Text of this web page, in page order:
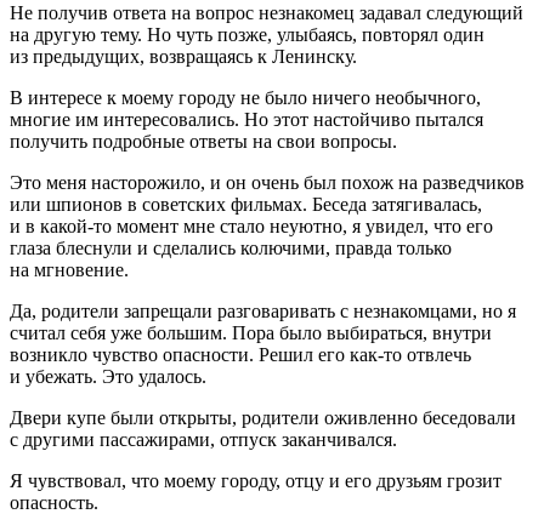
Не получив ответа на вопрос незнакомец задавал следующий
на другую тему. Но чуть позже, улыбаясь, повторял один
из предыдущих, возвращаясь к Ленинску.
В интересе к моему городу не было ничего необычного,
многие им интересовались. Но этот настойчиво пытался
получить подробные ответы на свои вопросы.
Это меня насторожило, и он очень был похож на разведчиков
или шпионов в советских фильмах. Беседа затягивалась,
и в какой-то момент мне стало неуютно, я увидел, что его
глаза блеснули и сделались колючими, правда только
на мгновение.
Да, родители запрещали разговаривать с незнакомцами, но я
считал себя уже большим. Пора было выбираться, внутри
возникло чувство опасности. Решил его как-то отвлечь
и убежать. Это удалось.
Двери купе были открыты, родители оживленно беседовали
с другими пассажирами, отпуск заканчивался.
Я чувствовал, что моему городу, отцу и его друзьям грозит
опасность.